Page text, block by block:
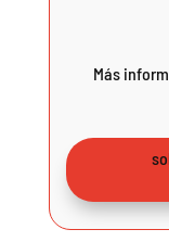
Más